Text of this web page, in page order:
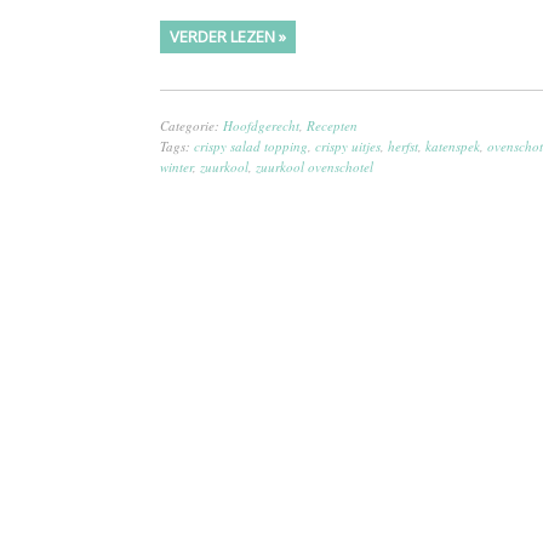
VERDER LEZEN »
Categorie: Hoofdgerecht Recepten
Tags: crispy salad topping crispy uitjes herfst katenspek
winter, zuurkool zuurkool ovenschotel